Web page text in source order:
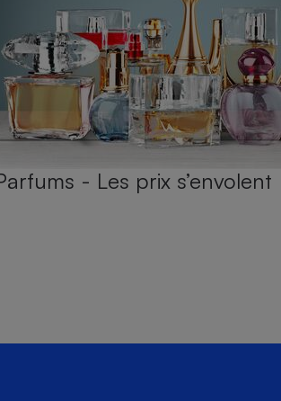
- Les prix s’envolent